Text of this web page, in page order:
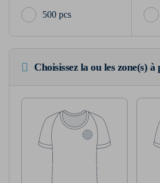
500 pcs
Choisissez la ou les zone(s)